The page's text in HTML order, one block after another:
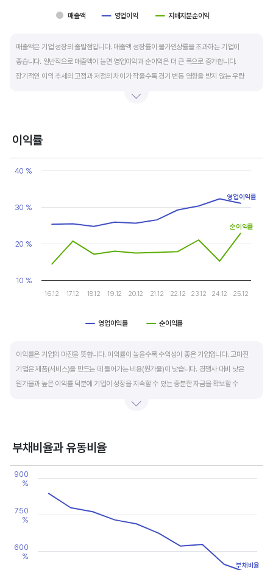
매출액 영업이익 지배지분순이익
매출액은 기업 성장의 출발점입니다. 매출액 성장률이 물가인상률을 초과하는 기업이
좋습니다. 일반적으로 매출액이 늘면 영업이익과 순이익은 더 큰 폭으로 증가합니다.
장기적인 이익 추세의 고점과 저점의 차이가 작을수록 경기 변동 영향을 받지 않는 우량
매우 클뿐 아니라 수년간 매출액 감소가 이어지기도 합니다. 심할 경우 경기 변동에 따라
이익률
Chart
Line chart with 2 lines.
The chart has 1 Y axis displaying values. Data ranges from
영업이익률 순이익률
16.12 17.12 18.12 19.12 20.12 21.12 22.12 23.12 24.12 25.12
10 %
20 %
30 %
40 %
영업이익률
순이익률
이익률은 기업의 마진을 뜻합니다. 이익률이 높을수록 수익성이 좋은 기업입니다. 고마진
기업은 제품(서비스)을 만드는 데 들어가는 비용(원가율)이 낮습니다. 경쟁사 대비 낮은
원가율과 높은 이익률 덕분에 기업이 성장을 지속할 수 있는 충분한 자금을 확보할 수
높은 이익률을 올리고 있다면, 그 기업은 타사 대비 제품(서비스)의 경쟁력이 높은 것으로
부채비율과 유동비율
Chart
Line chart with 2 lines.
View as data table, Chart
The chart has 1 X axis displaying categories.
The chart has 2 Y axes displaying values, and values.
600
%
750
%
900
%
부채비율